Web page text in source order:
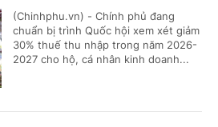
(Chinhphu.vn) - Chính phủ đang
chuẩn bị trình Quốc hội xem xét giảm
30% thuế thu nhập trong năm 2026-
2027 cho hộ, cá nhân kinh doanh...